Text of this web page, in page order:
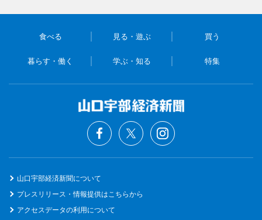
食べる 見る・遊ぶ 買う
暮らす・働く 学ぶ・知る 特集
山口宇部経済新聞について
プレスリリース・情報提供はこちらから
アクセスデータの利用について